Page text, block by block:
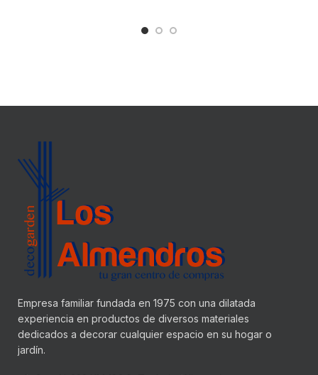
Empresa familiar fundada en 1975 con una dilatada
experiencia en productos de diversos materiales
dedicados a decorar cualquier espacio en su hogar o
jardín.